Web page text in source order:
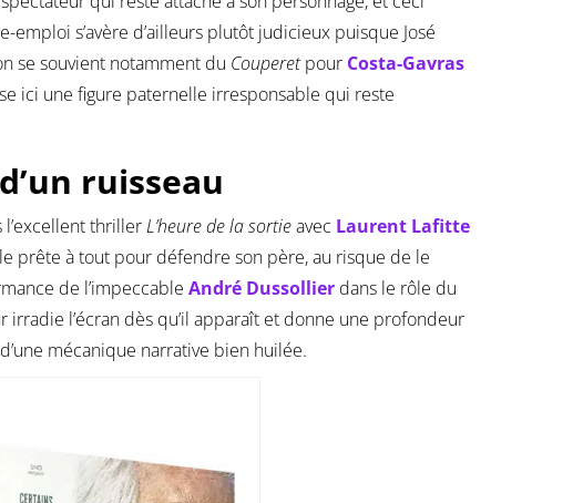
s’avère d’ailleurs plutôt judicieux puisque José
se souvient notamment du Couperetpour Costa-Gavras
ici une figure paternelle irresponsable qui reste
ruisseau
l’excellent thrillerL’heure de la sortieavec Laurent Lafitte
prête à tout pour défendre son père, au risque de le
de l’impeccable André Dussollier dans le rôle du
irradie l’écran dès qu’il apparaît et donne une profondeur
mécanique narrative bien huilée.